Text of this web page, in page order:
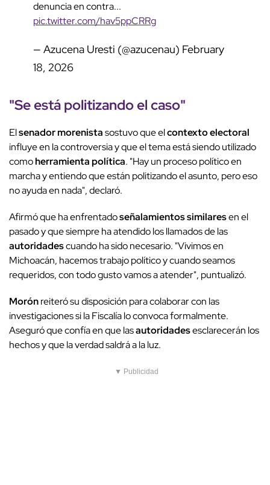
denuncia en contra...
pic.twitter.com/hav5ppCRRg
— Azucena Uresti (@azucenau) February
18, 2026
"Se está politizando el caso"
Elsenador morenistasostuvo que elcontexto electoral
influye en la controversia y que el tema está siendo utilizado
comoherramienta política. "Hay un proceso político en
marcha y entiendo que están politizando el asunto, pero eso
no ayuda en nada", declaró.
Afirmó que ha enfrentadoseñalamientos similaresen el
pasado y que siempre ha atendido los llamados de las
autoridadescuando ha sido necesario. "Vivimos en
Michoacán, hacemos trabajo político y cuando seamos
requeridos, con todo gusto vamos a atender", puntualizó.
Morónreiteró su disposición para colaborar con las
investigaciones si la Fiscalía lo convoca formalmente.
Aseguró que confía en que lasautoridadesesclarecerán los
hechos y que la verdad saldrá a la luz.
▼ Publicidad